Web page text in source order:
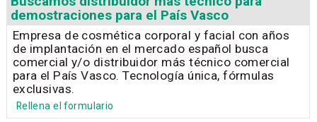
demostraciones para el País Vasco
Empresa de cosmética corporal y facial con años
de implantación en el mercado español busca
comercial y/o distribuidor más técnico comercial
para el País Vasco. Tecnología única, fórmulas
exclusivas.
Rellena el formulario